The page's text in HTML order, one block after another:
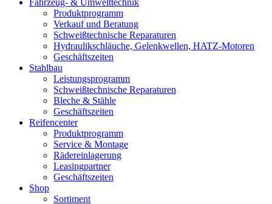
Fahrzeug- & Umwelttechnik
Produktprogramm
Verkauf und Beratung
Schweißtechnische Reparaturen
Hydraulikschläuche, Gelenkwellen, HATZ-Motoren
Geschäftszeiten
Stahlbau
Leistungsprogramm
Schweißtechnische Reparaturen
Bleche & Stähle
Geschäftszeiten
Reifencenter
Produktprogramm
Service & Montage
Rädereinlagerung
Leasingpartner
Geschäftszeiten
Shop
Sortiment